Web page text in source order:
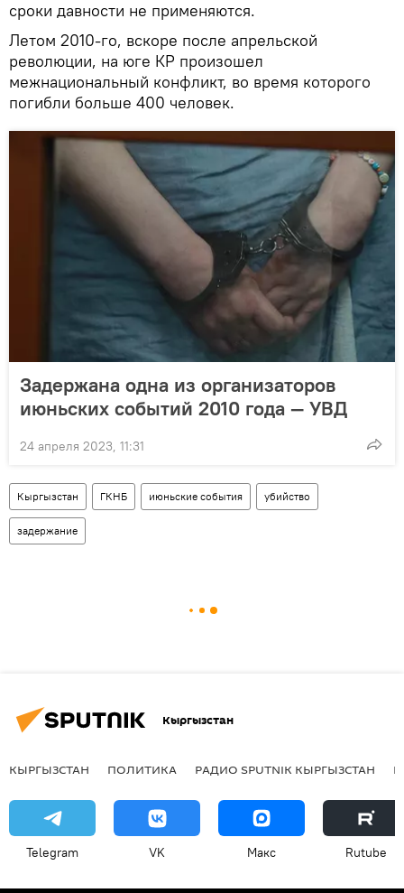
сроки давности не применяются.
Летом 2010-го, вскоре после апрельской
революции, на юге КР произошел
межнациональный конфликт, во время которого
погибли больше 400 человек.
Задержана одна из организаторов
июньских событий 2010 года — УВД
24 апреля 2023, 11:31
Кыргызстан ГКНБ июньские события убийство
задержание
Кыргызстан
КЫРГЫЗСТАН ПОЛИТИКА РАДИО SPUTNIK КЫРГЫЗСТАН
Telegram VK Макс Rutube